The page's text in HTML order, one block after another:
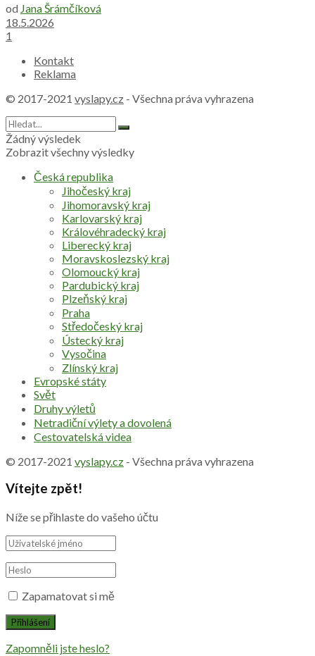
od Jana Šrámčíková
18.5.2026
1
Kontakt
Reklama
© 2017-2021 vyslapy.cz - Všechna práva vyhrazena
Žádný výsledek
Zobrazit všechny výsledky
Česká republika
Jihočeský kraj
Jihomoravský kraj
Karlovarský kraj
Královéhradecký kraj
Liberecký kraj
Moravskoslezský kraj
Olomoucký kraj
Pardubický kraj
Plzeňský kraj
Praha
Středočeský kraj
Ústecký kraj
Vysočina
Zlínský kraj
Evropské státy
Svět
Druhy výletů
Netradiční výlety a dovolená
Cestovatelská videa
© 2017-2021 vyslapy.cz - Všechna práva vyhrazena
Vítejte zpět!
Níže se přihlaste do vašeho účtu
Zapamatovat si mě
Zapomněli jste heslo?